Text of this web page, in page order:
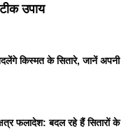
उपाय
किस्मत के सितारे, जानें अपनी
फलादेश: बदल रहे हैं सितारों के